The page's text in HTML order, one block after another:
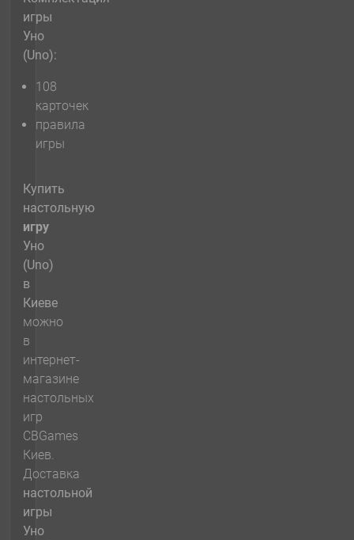
игры
Уно
(Uno):
108
карточек
правила
игры
Купить
настольную
игру
Уно
(Uno)
в
Киеве
можно
в
интернет-
магазине
настольных
игр
CBGames
Киев.
Доставка
настольной
игры
Уно